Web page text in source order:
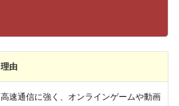
理由
高速通信に強く、オンラインゲームや動画